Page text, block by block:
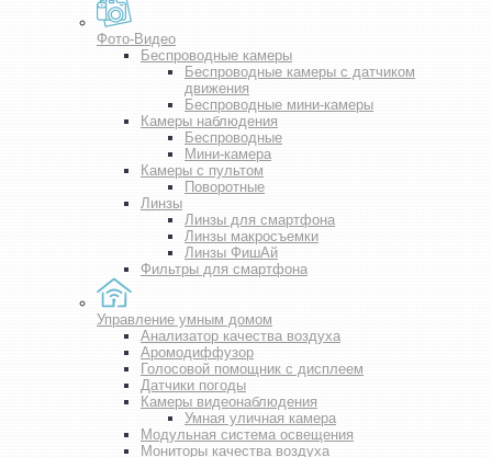
Фото-Видео
Беспроводные камеры
Беспроводные камеры с датчиком
движения
Беспроводные мини-камеры
Камеры наблюдения
Беспроводные
Мини-камера
Камеры с пультом
Поворотные
Линзы
Линзы для смартфона
Линзы макросъемки
Линзы ФишАй
Фильтры для смартфона
Управление умным домом
Анализатор качества воздуха
Аромодиффузор
Голосовой помощник с дисплеем
Датчики погоды
Камеры видеонаблюдения
Умная уличная камера
Модульная система освещения
Мониторы качества воздуха